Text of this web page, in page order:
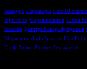
Конкурс Переводы 9 из 10
Фри соло Соревнования Шона
классен Дмитрий шарафутдинов
Маркович Дэйв Грэхэм Пол
Стеф Дэвис Рустам Гельманов